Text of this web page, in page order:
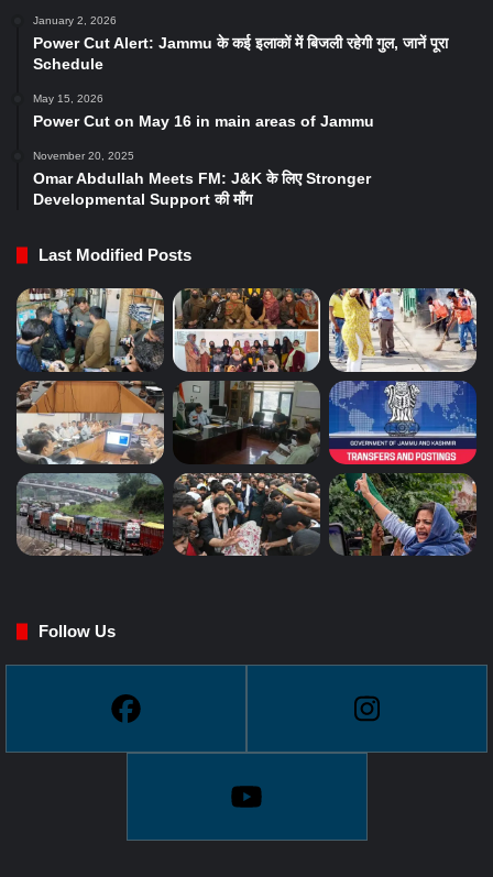
January 2, 2026
Power Cut Alert: Jammu के कई इलाकों में बिजली रहेगी गुल, जानें पूरा
Schedule
May 15, 2026
Power Cut on May 16 in main areas of Jammu
November 20, 2025
Omar Abdullah Meets FM: J&K के लिए Stronger
Developmental Support की माँग
Last Modified Posts
Follow Us